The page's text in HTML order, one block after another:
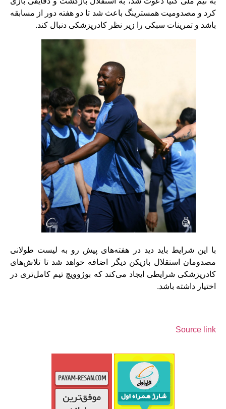
کرد و مصدومیت همسترینگ باعث شد تا دو هفته دور از مسابقه
باشد و تمرینات سبکی را زیر نظر کادرپزشکی دنبال کند.
با این شرایط باید دید در هفته‌های پیش رو به لیست طولانی
مصدومان استقلال بازیکن دیگر اضافه خواهد شد تا تلاش‌های
کادرپزشکی شرایطی ایجاد می‌کند که بوژوویچ تیم کامل‌تری در
اختیار داشته باشد.
Source link